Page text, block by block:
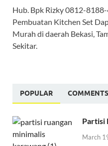
Hub. Bpk Rizky 0812-
Pembuatan Kitchen Set
Murah di daerah Bekasi,
Sekitar.
POPULAR COMMENTS
Partisi
March